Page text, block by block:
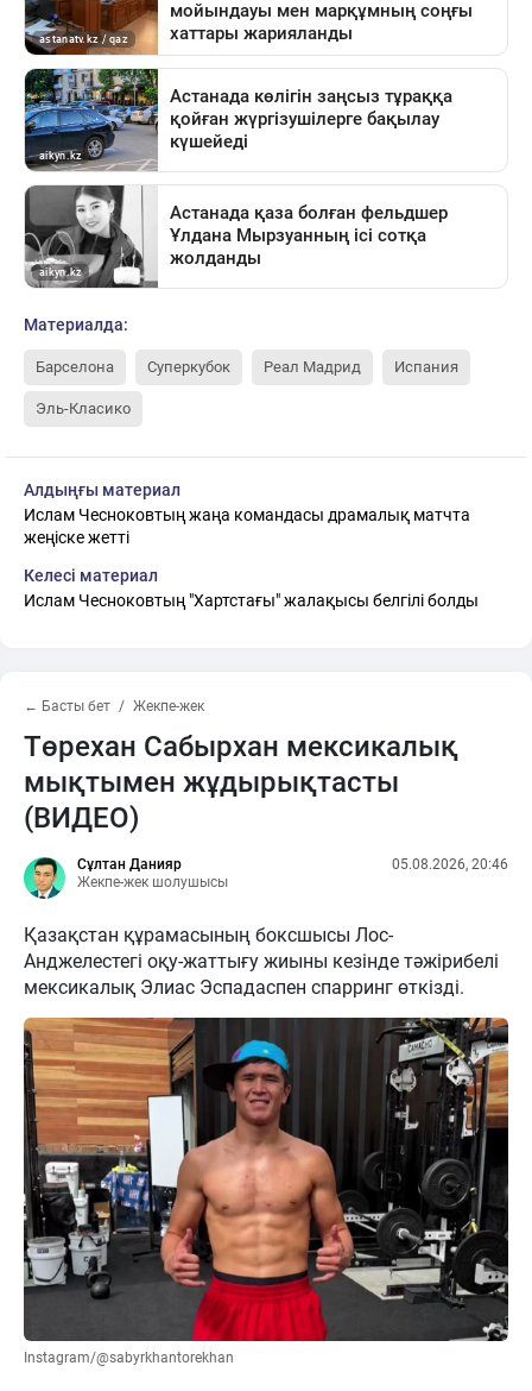
Материалда:
Барселона Суперкубок Реал Мадрид Испания
Эль-Класико
Алдыңғы материал
Ислам Чесноковтың жаңа командасы драмалық матчта
жеңіске жетті
Келесі материал
Ислам Чесноковтың "Хартстағы" жалақысы белгілі болды
← Басты бет Жекпе-жек
Төрехан Сабырхан мексикалық
мықтымен жұдырықтасты
(ВИДЕО)
Сұлтан Данияр
Жекпе-жек шолушысы
05.08.2026, 20:46
Қазақстан құрамасының боксшысы Лос-
Анджелестегі оқу-жаттығу жиыны кезінде тәжірибелі
мексикалық Элиас Эспадаспен спарринг өткізді.
Instagram/@sabyrkhantorekhan